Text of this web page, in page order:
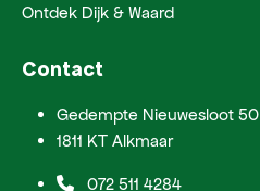
Ontdek Dijk & Waard
Contact
Gedempte Nieuwesloot 50
1811 KT Alkmaar
072 511 4284